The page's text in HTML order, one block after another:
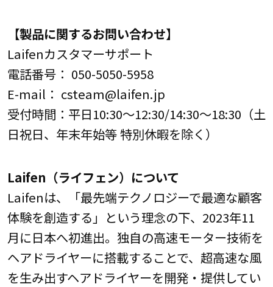
【製品に関するお問い合わせ】
Laifenカスタマーサポート
電話番号： 050-5050-5958
E-mail： csteam@laifen.jp
受付時間：平日10:30～12:30/14:30～18:30（土
日祝日、年末年始等 特別休暇を除く）
Laifen（ライフェン）について
Laifenは、「最先端テクノロジーで最適な顧客
体験を創造する」という理念の下、2023年11
月に日本へ初進出。独自の高速モーター技術を
ヘアドライヤーに搭載することで、超高速な風
を生み出すヘアドライヤーを開発・提供してい